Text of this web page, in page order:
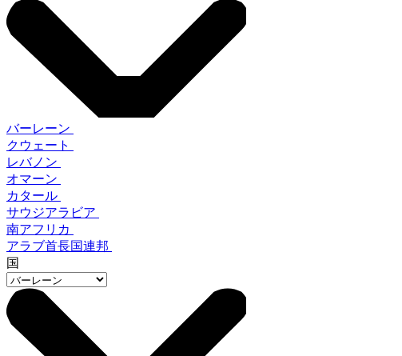
バーレーン
クウェート
レバノン
オマーン
カタール
サウジアラビア
南アフリカ
アラブ首長国連邦
国